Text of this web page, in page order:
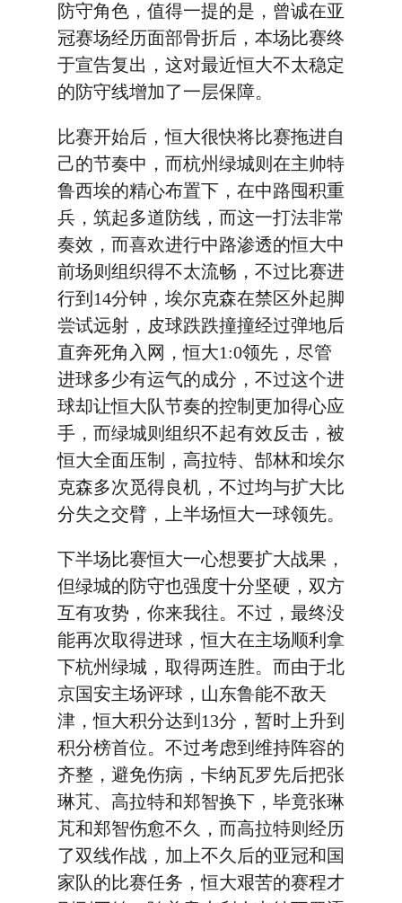
防守角色，值得一提的是，曾诚在亚
冠赛场经历面部骨折后，本场比赛终
于宣告复出，这对最近恒大不太稳定
的防守线增加了一层保障。
比赛开始后，恒大很快将比赛拖进自
己的节奏中，而杭州绿城则在主帅特
鲁西埃的精心布置下，在中路囤积重
兵，筑起多道防线，而这一打法非常
奏效，而喜欢进行中路渗透的恒大中
前场则组织得不太流畅，不过比赛进
行到14分钟，埃尔克森在禁区外起脚
尝试远射，皮球跌跌撞撞经过弹地后
直奔死角入网，恒大1:0领先，尽管
进球多少有运气的成分，不过这个进
球却让恒大队节奏的控制更加得心应
手，而绿城则组织不起有效反击，被
恒大全面压制，高拉特、郜林和埃尔
克森多次觅得良机，不过均与扩大比
分失之交臂，上半场恒大一球领先。
下半场比赛恒大一心想要扩大战果，
但绿城的防守也强度十分坚硬，双方
互有攻势，你来我往。不过，最终没
能再次取得进球，恒大在主场顺利拿
下杭州绿城，取得两连胜。而由于北
京国安主场评球，山东鲁能不敌天
津，恒大积分达到13分，暂时上升到
积分榜首位。不过考虑到维持阵容的
齐整，避免伤病，卡纳瓦罗先后把张
琳芃、高拉特和郑智换下，毕竟张琳
芃和郑智伤愈不久，而高拉特则经历
了双线作战，加上不久后的亚冠和国
家队的比赛任务，恒大艰苦的赛程才